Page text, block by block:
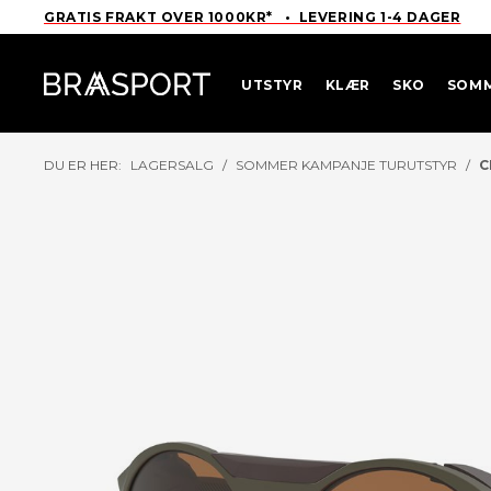
GRATIS FRAKT OVER 1000KR* • LEVERING 1-4 DAGER
UTSTYR KLÆR SKO
DU ER HER: LAGERSALG / SOMMER KAMPANJE TURUTSTYR /